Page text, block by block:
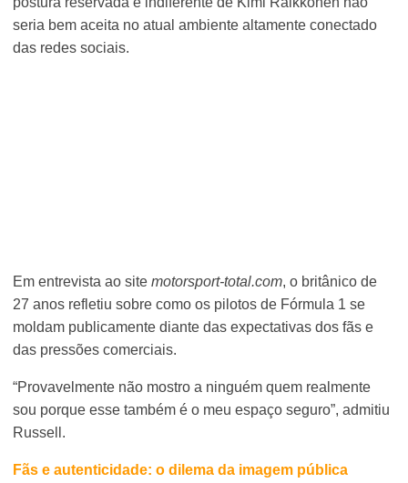
seria bem aceita no atual ambiente altamente conectado
das redes sociais.
Em entrevista ao sitemotorsport-total.com, o britânico de
27 anos refletiu sobre como os pilotos de Fórmula 1 se
moldam publicamente diante das expectativas dos fãs e
das pressões comerciais.
“Provavelmente não mostro a ninguém quem realmente
sou porque esse também é o meu espaço seguro”, admitiu
Russell.
Fãs e autenticidade: o dilema da imagem pública